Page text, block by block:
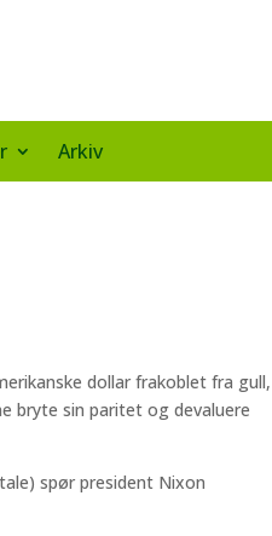
Arkiv
dollar frakoblet fra gull,
bryte sin paritet og devaluere
spør president Nixon